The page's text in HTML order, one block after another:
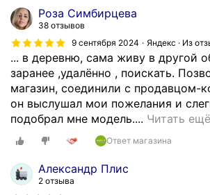
Роза Симбирцева
38 отзывов
9 сентября 2024
Яндекс · Из
... в деревню, сама живу в другой
заранее ,удалённо , поискать.
магазин, соединили с продавцом-
он выслушал мои пожелания и
подобрал мне модель.... Читать ещё
Ответ магазина
Александр Плис
2 отзыва